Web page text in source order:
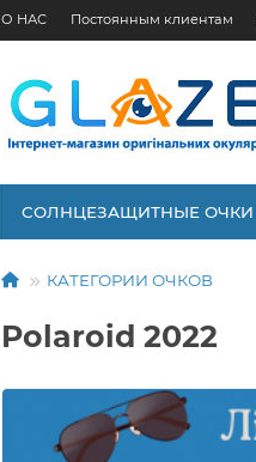
О НАС Постоянным клиентам
СОЛНЦЕЗАЩИТНЫЕ ОЧКИ
КАТЕГОРИИ ОЧКОВ
Polaroid 2022